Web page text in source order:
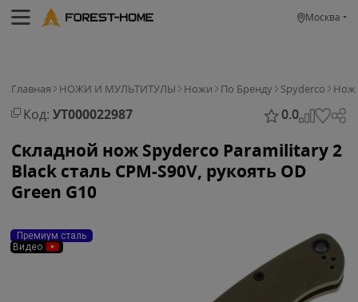
Москва
Главная НОЖИ И МУЛЬТИТУЛЫ Ножи По Бренду Spyderco Нож
Код: УТ000022987 0.0
Складной нож Spyderco Paramilitary 2
Black сталь CPM-S90V, рукоять OD
Green G10
Премиум сталь
Видео